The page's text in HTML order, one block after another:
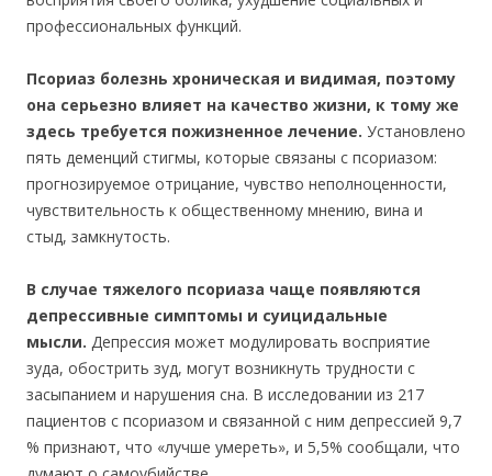
профессиональных функций.
Псориаз болезнь хроническая и видимая, поэтому
она серьезно влияет на качество жизни, к тому же
здесь требуется пожизненное лечение. Установлено
пять деменций стигмы, которые связаны с псориазом:
прогнозируемое отрицание, чувство неполноценности,
чувствительность к общественному мнению, вина и
стыд, замкнутость.
В случае тяжелого псориаза чаще появляются
депрессивные симптомы и суицидальные
мысли. Депрессия может модулировать восприятие
зуда, обострить зуд, могут возникнуть трудности с
засыпанием и нарушения сна. В исследовании из 217
пациентов с псориазом и связанной с ним депрессией 9,7
% признают, что «лучше умереть», и 5,5% сообщали, что